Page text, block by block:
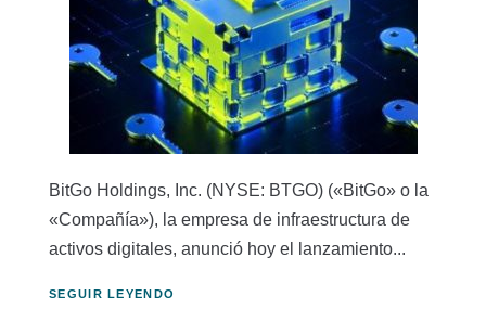
BitGo Holdings, Inc. (NYSE: BTGO) («BitGo» o la
«Compañía»), la empresa de infraestructura de
activos digitales, anunció hoy el lanzamiento...
SEGUIR LEYENDO